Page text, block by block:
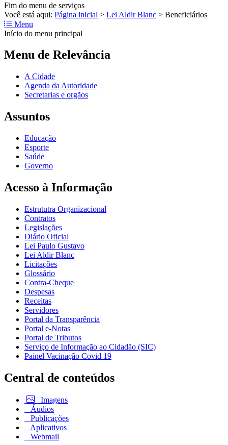
Fim do menu de serviços
Você está aqui: Página inicial > Lei Aldir Blanc > Beneficiários
Menu
Início do menu principal
Menu de Relevância
A Cidade
Agenda da Autoridade
Secretarias e orgãos
Assuntos
Educação
Esporte
Saúde
Governo
Acesso à Informação
Estrututra Organizacional
Contratos
Legislações
Diário Oficial
Lei Paulo Gustavo
Lei Aldir Blanc
Licitações
Glossário
Contra-Cheque
Despesas
Receitas
Servidores
Portal da Transparência
Portal e-Notas
Portal de Tributos
Serviço de Informação ao Cidadão (SIC)
Painel Vacinação Covid 19
Central de conteúdos
Imagens
Áudios
Publicações
Aplicativos
Webmail